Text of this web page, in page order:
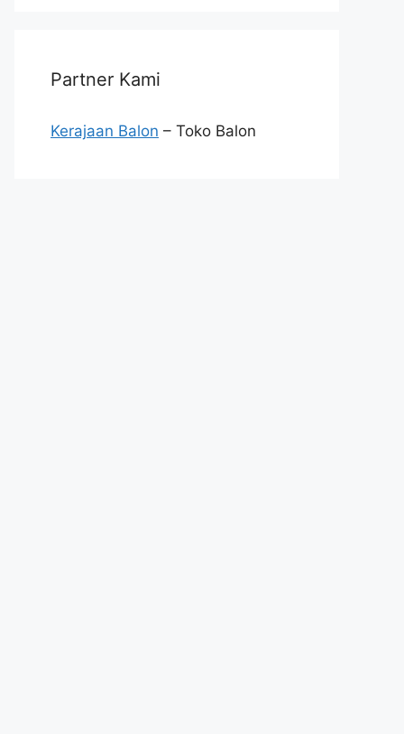
Partner Kami
Kerajaan Balon – Toko Balon